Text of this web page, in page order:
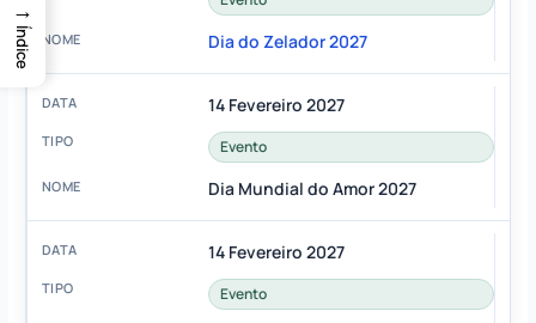
Dia do Zelador 2027
14 Fevereiro 2027
Evento
Dia Mundial do Amor 2027
14 Fevereiro 2027
Evento
→
Índice